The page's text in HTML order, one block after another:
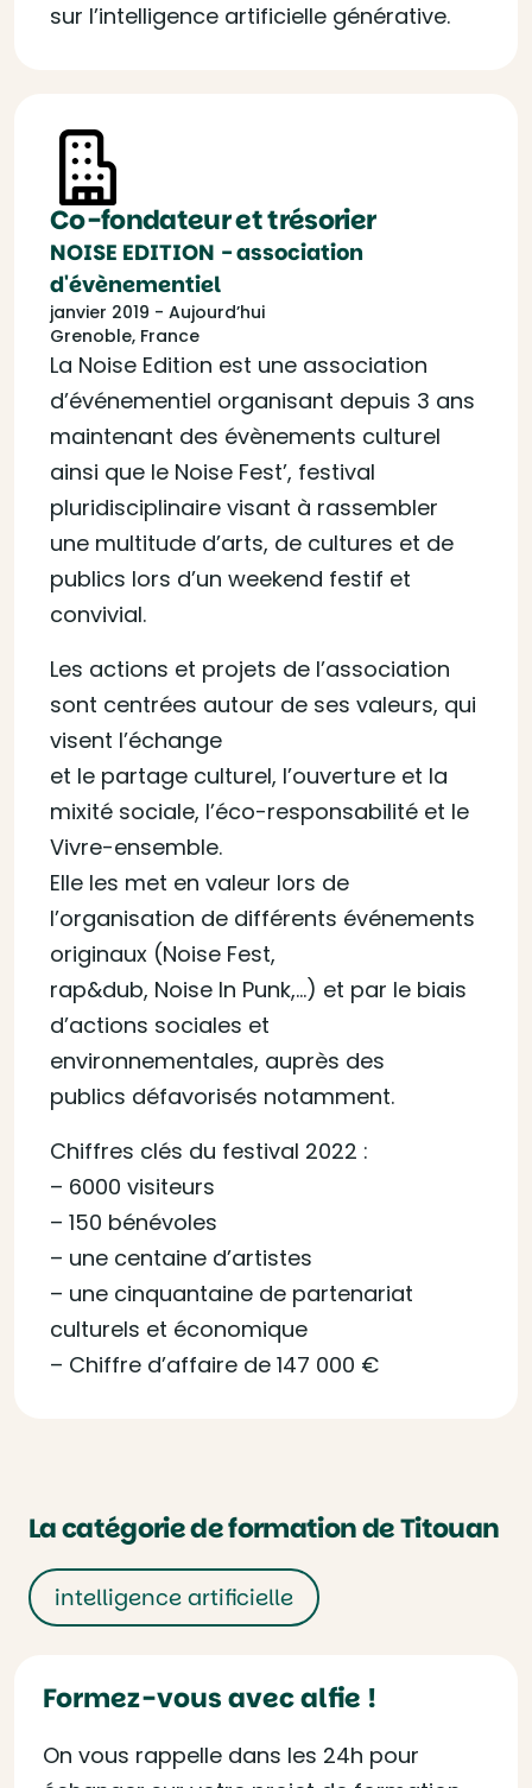
sur l’intelligence artificielle générative.
Co-fondateur et trésorier
NOISE EDITION - association
d'évènementiel
janvier 2019 - Aujourd’hui
Grenoble, France
La Noise Edition est une association
d’événementiel organisant depuis 3 ans
maintenant des évènements culturel
ainsi que le Noise Fest’, festival
pluridisciplinaire visant à rassembler
une multitude d’arts, de cultures et de
publics lors d’un weekend festif et
convivial.
Les actions et projets de l’association
sont centrées autour de ses valeurs, qui
visent l’échange
et le partage culturel, l’ouverture et la
mixité sociale, l’éco-responsabilité et le
Vivre-ensemble.
Elle les met en valeur lors de
l’organisation de différents événements
originaux (Noise Fest,
rap&dub, Noise In Punk,…) et par le biais
d’actions sociales et
environnementales, auprès des
publics défavorisés notamment.
Chiffres clés du festival 2022 :
– 6000 visiteurs
– 150 bénévoles
– une centaine d’artistes
– une cinquantaine de partenariat
culturels et économique
– Chiffre d’affaire de 147 000 €
La catégorie de formation de Titouan
intelligence artificielle
Formez-vous avec alfie !
On vous rappelle dans les 24h pour